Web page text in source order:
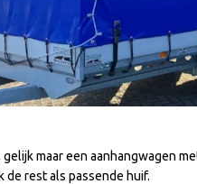
maar een aanhangwagen
rest als passende huif.